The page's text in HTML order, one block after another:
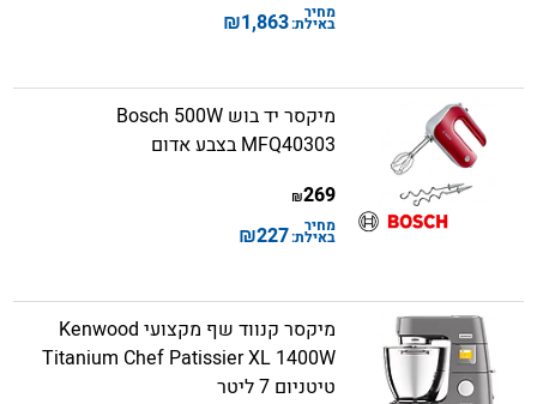
מחיר
באילת:1,863
₪
מיקסר יד בוש Bosch 500W
MFQ40303 בצבע אדום
269
₪
מחיר
באילת:227
₪
מיקסר קנווד שף מקצועי Kenwood
Titanium Chef Patissier XL 1400W
טיטניום 7 ליטר